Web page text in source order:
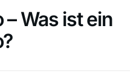
Was ist ein